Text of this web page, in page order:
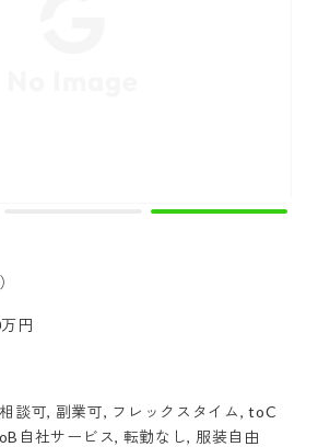
円
談可, 副業可, フレックスタイム, toC
自社サービス, 転勤なし, 服装自由